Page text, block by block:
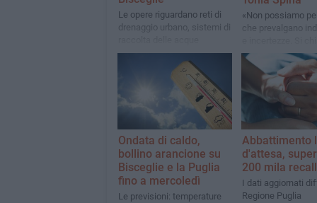
Le opere riguardano reti di
drenaggio urbano, sistemi di
meteoriche, impianti di
trattamento, vasche di
accumulo e recapiti finali
«Non possiamo
che prevalgano
immediatamente
la
Ondata di caldo,
bollino arancione su
Bisceglie e la Puglia
fino a mercoledì
Le previsioni: temperature
Abbattimento
d'attesa,
200 mila recall
I dati aggiornati
Regione Puglia